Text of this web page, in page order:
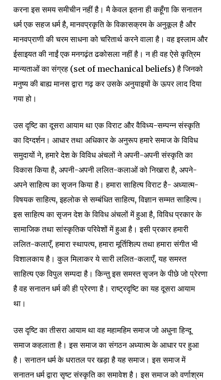
करना इस समय समीचीन नहीं है। मै केवल इतना ही कहूँगा कि सनातन
धर्म एक सहज धर्म है, मानवप्रकृति के विकासक्रम के अनुकूल है और
मानवप्राणी की चरम साधना को चरितार्थ करने वाला है। वह इस्लाम और
ईसाइयत की नाईं एक मनगढ़ंत ढकोसला नहीं है। न ही वह ऐसे कृत्रिम
मान्यताओं का संग्रह (set of mechanical beliefs) है जिनको
मनुष्य की बाह्य मानस द्वारा गढ़ कर उसके अनुयाइयों के ऊपर लाद दिया
गया हो।
उस दृष्टि का दूसरा आयाम था एक विराट और वैविध्य-सम्पन्न संस्कृति
का दिग्दर्शन। आधार तथा अधिकार के अनुरूप हमारे समाज के विविध
समुदायों ने, हमारे देश के विविध अंचलों ने अपनी-अपनी संस्कृति का
विकास किया है, अपनी-अपनी ललित-कलाओं को निखारा है, अपने-
अपने साहित्य का सृजन किया है। हमारा साहित्य विराट है- अध्यात्म-
विषयक साहित्य, इहलोक से सम्बंधित साहित्य, विज्ञान सम्मत साहित्य।
इस साहित्य का सृजन देश के विविध अंचलों में हुआ है, विविध प्रकार के
सामाजिक तथा सांस्कृतिक परिवेशों में हुआ है। इसी प्रकार हमारी
ललित-कलाएँ, हमारा स्थापत्य, हमारा मूर्तिशिल्प तथा हमारा संगीत भी
विशालकाय है। कुल मिलाकर ये सारी ललित-कलाएँ, यह समस्त
साहित्य एक विपुल सम्पदा है। किन्तु इस समस्त सृजन के पीछे जो प्रेरणा
है वह सनातन धर्म की ही प्रेरणा है। राष्ट्रदृष्टि का यह दूसरा आयाम
था।
उस दृष्टि का तीसरा आयाम था वह महामहिम समाज जो अधुना हिन्दू
समाज कहलाता है। इस समाज का संगठन अध्यात्म के आधार पर हुआ
है। सनातन धर्म के धरातल पर खड़ा है यह समाज। इस समाज में
सनातन धर्म द्वारा सृष्ट संस्कृति का समावेश है। इस समाज को वर्णाश्रम